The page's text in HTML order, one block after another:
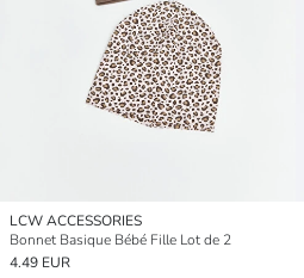
LCW ACCESSORIES
Bonnet Basique Bébé Fille Lot de 2
4.49 EUR